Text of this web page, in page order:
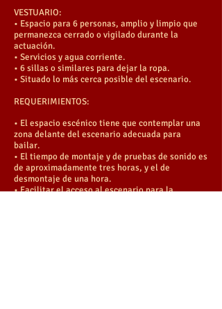
VESTUARIO:
• Espacio para 6 personas, amplio y limpio que
permanezca cerrado o vigilado durante la
actuación.
• Servicios y agua corriente.
• 6 sillas o similares para dejar la ropa.
• Situado lo más cerca posible del escenario.
REQUERIMIENTOS:
• El espacio escénico tiene que contemplar una
zona delante del escenario adecuada para
bailar.
• El tiempo de montaje y de pruebas de sonido es
de aproximadamente tres horas, y el de
desmontaje de una hora.
• Facilitar el acceso al escenario para la